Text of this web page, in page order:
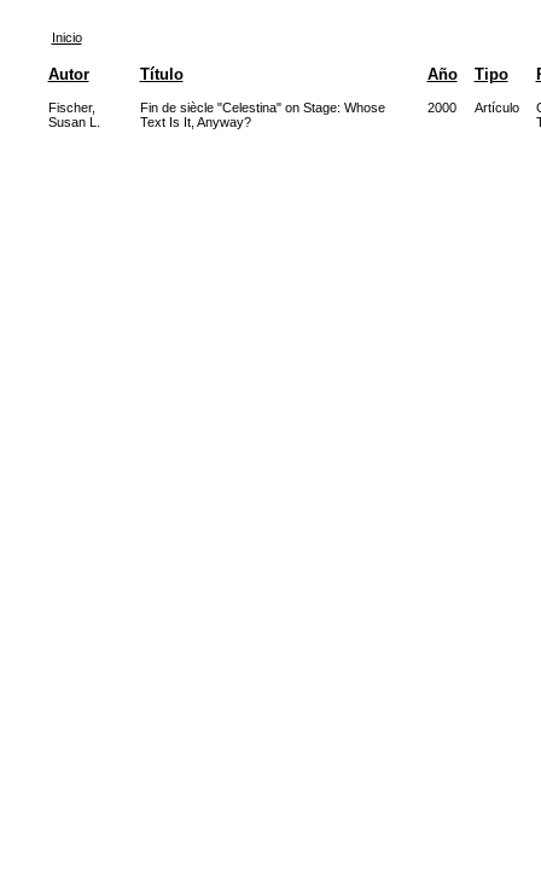
Inicio
Autor Título Año Tipo
Fischer,
Susan L.
Fin de siècle "Celestina" on Stage: Whose
Text Is It, Anyway?
2000 Artículo